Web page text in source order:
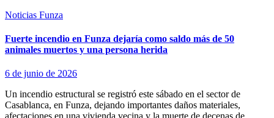
Noticias Funza
Fuerte incendio en Funza dejaría como saldo más de 50
animales muertos y una persona herida
6 de junio de 2026
Un incendio estructural se registró este sábado en el sector de
Casablanca, en Funza, dejando importantes daños materiales,
afectaciones en una vivienda vecina y la muerte de decenas de